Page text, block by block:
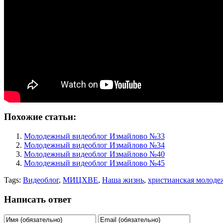
Похожие статьи:
Молодежный видеоблог Измайлово №33
Молодежный видеоблог Измайлово №34
Молодежный видеоблог Измайлово №40
Молодежный видеоблог Измайлово №45
Tags: Видеоблог, МИЦХВЕ, Наша жизнь, христианская
Написать ответ